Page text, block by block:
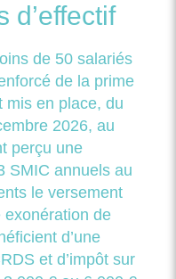
d’effectif
de 50 salariés
de la prime
mis en place, du
2026, au
perçu une
SMIC annuels au
le versement
exonération de
d’une
et d’impôt sur